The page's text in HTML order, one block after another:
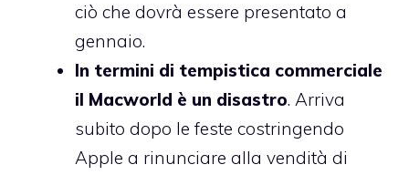
ciò che dovrà essere presentato a
gennaio.
In termini di tempistica commerciale
il Macworld è un disastro. Arriva
subito dopo le feste costringendo
Apple a rinunciare alla vendità di